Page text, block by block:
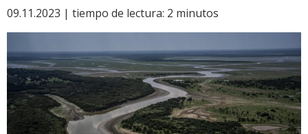
09.11.2023 | tiempo de lectura: 2 minutos